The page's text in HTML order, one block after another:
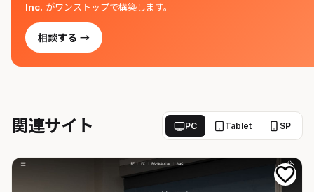
Inc. がワンストップで構築します。
相談する →
関連サイト PC Tablet SP